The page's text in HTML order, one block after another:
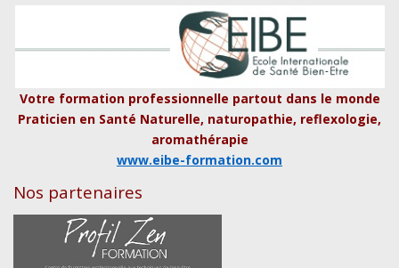
Votre formation professionnelle partout dans le monde
Praticien en Santé Naturelle, naturopathie, reflexologie,
aromathérapie
www.eibe-formation.com
Nos partenaires